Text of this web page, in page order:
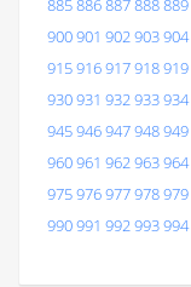
885886887888889
900901 902903904
915916917918919
930931 932933934
945946947948949
960961 962963964
975976977978979
990991 992993994